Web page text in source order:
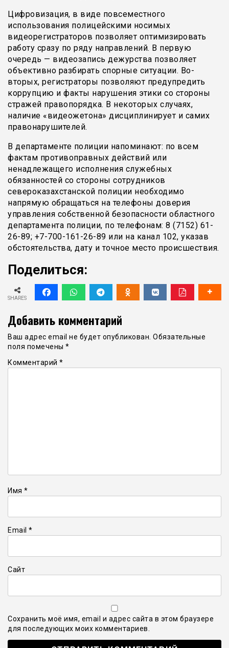
Цифровизация, в виде повсеместного
использования полицейскими носимых
видеорегистраторов позволяет оптимизировать
работу сразу по ряду направлений. В первую
очередь — видеозапись дежурства позволяет
объективно разбирать спорные ситуации. Во-
вторых, регистраторы позволяют предупредить
коррупцию и факты нарушения этики со стороны
стражей правопорядка. В некоторых случаях,
наличие «видеожетона» дисциплинирует и самих
правонарушителей.
В департаменте полиции напоминают: по всем
фактам противоправных действий или
ненадлежащего исполнения служебных
обязанностей со стороны сотрудников
североказахстанской полиции необходимо
напрямую обращаться на телефоны доверия
управления собственной безопасности областного
департамента полиции, по телефонам: 8 (7152) 61-
26-89; +7-700-161-26-89 или на канал 102, указав
обстоятельства, дату и точное место происшествия.
Поделиться:
SHARES
Добавить комментарий
Ваш адрес email не будет опубликован. Обязательные
поля помечены *
Комментарий *
Имя *
Email *
Сайт
Сохранить моё имя, email и адрес сайта в этом браузере
для последующих моих комментариев.